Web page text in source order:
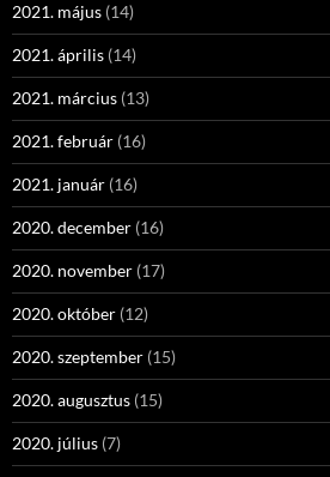
2021. május (14)
2021. április (14)
2021. március (13)
2021. február (16)
2021. január (16)
2020. december (16)
2020. november (17)
2020. október (12)
2020. szeptember (15)
2020. augusztus (15)
2020. július (7)